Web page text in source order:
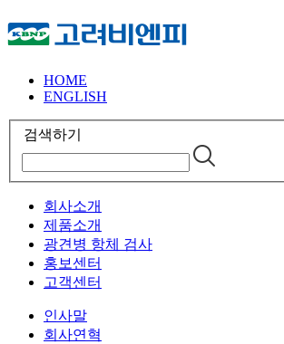
HOME
ENGLISH
검색하기
회사소개
제품소개
광견병 항체 검사
홍보센터
고객센터
인사말
회사연혁